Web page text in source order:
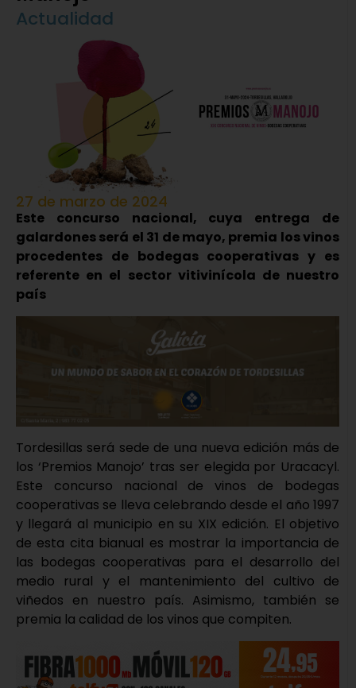
Actualidad
27 de marzo de 2024
Este concurso nacional, cuya entrega de
galardones será el 31 de mayo, premia los vinos
procedentes de bodegas cooperativas y es
referente en el sector vitivinícola de nuestro
país
Tordesillas será sede de una nueva edición más de
los ‘Premios Manojo’ tras ser elegida por Uracacyl.
Este concurso nacional de vinos de bodegas
cooperativas se lleva celebrando desde el año 1997
y llegará al municipio en su XIX edición. El objetivo
de esta cita bianual es mostrar la importancia de
las bodegas cooperativas para el desarrollo del
medio rural y el mantenimiento del cultivo de
viñedos en nuestro país. Asimismo, también se
premia la calidad de los vinos que compiten.